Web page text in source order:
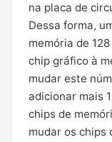
na placa de
Dessa forma,
memória de
chip gráfico à
mudar este
adicionar mais
chips de
mudar os chips